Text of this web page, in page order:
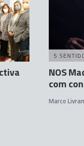
5
NOS
com
Marco